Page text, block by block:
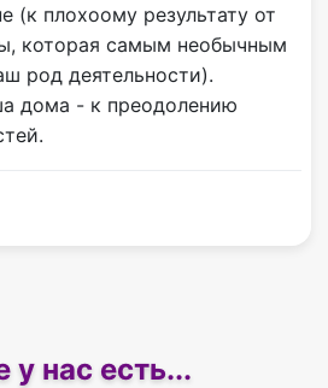
(к плохоому результату от
которая самым необычным
род деятельности).
дома - к преодолению
у нас есть...